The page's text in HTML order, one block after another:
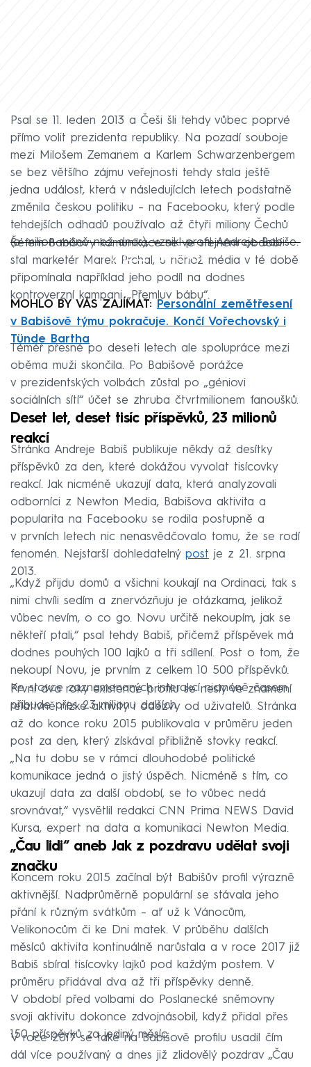
Psal se 11. leden 2013 a Češi šli tehdy vůbec poprvé
přímo volit prezidenta republiky. Na pozadí souboje
mezi Milošem Zemanem a Karlem Schwarzenbergem
se bez většího zájmu veřejnosti tehdy stala ještě
jedna událost, která v následujících letech podstatně
změnila českou politiku – na Facebooku, který podle
tehdejších odhadů používalo až čtyři miliony Čechů
(o milion méně než dnes), vznikl profil Andreje Babiše.
Failed to fetch
Šéfem Babišovy komunikace se ve stejném období
stal marketér Marek Prchal, u něhož média v té době
připomínala například jeho podíl na dodnes
kontroverzní kampani „Přemluv bábu“.
MOHLO BY VÁS ZAJÍMAT: Personální zemětřesení
v Babišově týmu pokračuje. Končí Vořechovský i
Tünde Bartha
Téměř přesně po deseti letech ale spolupráce mezi
oběma muži skončila. Po Babišově porážce
v prezidentských volbách zůstal po „géniovi
sociálních sítí“ účet se zhruba čtvrtmilionem fanoušků.
Deset let, deset tisíc příspěvků, 23 milionů
reakcí
Stránka Andreje Babiš publikuje někdy až desítky
příspěvků za den, které dokážou vyvolat tisícovky
reakcí. Jak nicméně ukazují data, která analyzovali
odborníci z Newton Media, Babišova aktivita a
popularita na Facebooku se rodila postupně a
v prvních letech nic nenasvědčovalo tomu, že se rodí
fenomén. Nejstarší dohledatelný post je z 21. srpna
2013.
„Když přijdu domů a všichni koukají na Ordinaci, tak s
nimi chvíli sedím a znervózňuju je otázkama, jelikož
vůbec nevím, o co go. Novu určitě nekoupím, jak se
někteří ptali,“ psal tehdy Babiš, přičemž příspěvek má
dodnes pouhých 100 lajků a tři sdílení. Post o tom, že
nekoupí Novu, je prvním z celkem 10 500 příspěvků.
Ke stovce zaznamenaných interakcí nicméně časem
přibude přes 23 milionu dalších.
První dva roky existence profilu se nesly ve znamení
relativně nízké aktivity i odezvy od uživatelů. Stránka
až do konce roku 2015 publikovala v průměru jeden
post za den, který získával přibližně stovky reakcí.
„Na tu dobu se v rámci dlouhodobé politické
komunikace jedná o jistý úspěch. Nicméně s tím, co
ukazují data za další období, se to vůbec nedá
srovnávat,“ vysvětlil redakci CNN Prima NEWS David
Kursa, expert na data a komunikaci Newton Media.
„Čau lidi“ aneb Jak z pozdravu udělat svoji
značku
Koncem roku 2015 začínal být Babišův profil výrazně
aktivnější. Nadprůměrně populární se stávala jeho
přání k různým svátkům – ať už k Vánocům,
Velikonocům či ke Dni matek. V průběhu dalších
měsíců aktivita kontinuálně narůstala a v roce 2017 již
Babiš sbíral tisícovky lajků pod každým postem. V
průměru přidával dva až tři příspěvky denně.
V období před volbami do Poslanecké sněmovny
svoji aktivitu dokonce zdvojnásobil, když přidal přes
150 příspěvků za jediný měsíc.
V roce 2017 se také na Babišově profilu usadil čím
dál více používaný a dnes již zlidovělý pozdrav „Čau